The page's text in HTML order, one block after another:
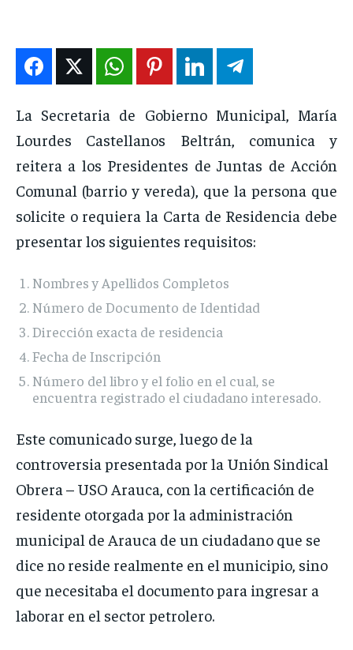
EN VIVO
NOSOTROS
INSTITUCIONAL
PUATE CON NOSOTROS
EN VIVO
NOSOTROS
INSTITUCIONAL
PUATE CON NOSOTROS
EN VIVO
NOSOTROS
INSTITUCIONAL
PUATE CON NOSOTROS
EN VIVO
NOSOTROS
INSTITUCIONAL
PUATE CON NOSOTROS
La Secretaria de Gobierno Municipal, María
Lourdes Castellanos Beltrán, comunica y
reitera a los Presidentes de Juntas de Acción
Comunal (barrio y vereda), que la persona que
solicite o requiera la Carta de Residencia debe
presentar los siguientes requisitos:
Nombres y Apellidos Completos
Número de Documento de Identidad
Dirección exacta de residencia
Fecha de Inscripción
Número del libro y el folio en el cual, se
encuentra registrado el ciudadano interesado.
Este comunicado surge, luego de la
controversia presentada por la Unión Sindical
Obrera – USO Arauca, con la certificación de
residente otorgada por la administración
municipal de Arauca de un ciudadano que se
dice no reside realmente en el municipio, sino
que necesitaba el documento para ingresar a
laborar en el sector petrolero.